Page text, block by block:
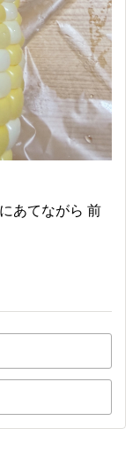
あてながら 前